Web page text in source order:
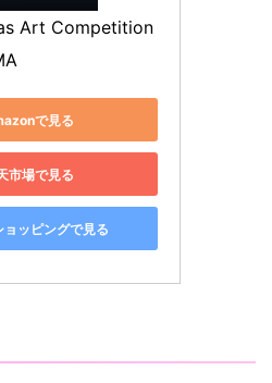
Art Competition
で見る
市場で見る
ッピングで見る